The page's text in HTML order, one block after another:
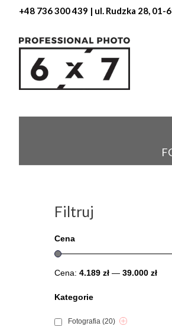
+48 736 300 439 | ul. Rudzka 28, 01-
Filtruj
Cena
Cena: 4.189 zł — 39.000 zł
Kategorie
Fotografia (20)